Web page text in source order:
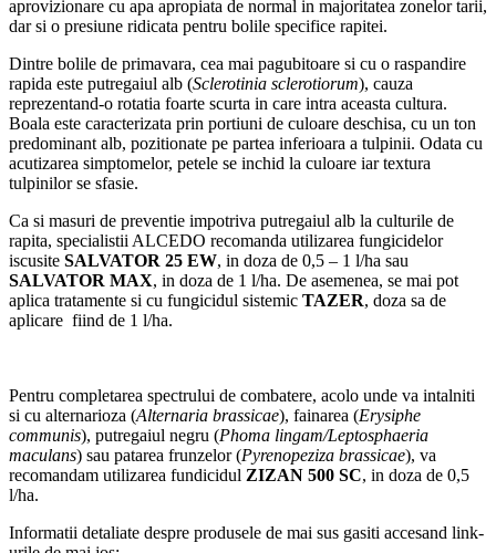
aprovizionare cu apa apropiata de normal in majoritatea zonelor tarii,
dar si o presiune ridicata pentru bolile specifice rapitei.
Dintre bolile de primavara, cea mai pagubitoare si cu o raspandire
rapida este putregaiul alb (Sclerotinia sclerotiorum), cauza
reprezentand-o rotatia foarte scurta in care intra aceasta cultura.
Boala este caracterizata prin portiuni de culoare deschisa, cu un ton
predominant alb, pozitionate pe partea inferioara a tulpinii. Odata cu
acutizarea simptomelor, petele se inchid la culoare iar textura
tulpinilor se sfasie.
Ca si masuri de preventie impotriva putregaiul alb la culturile de
rapita, specialistii ALCEDO recomanda utilizarea fungicidelor
iscusite SALVATOR 25 EW, in doza de 0,5 – 1 l/ha sau
SALVATOR MAX, in doza de 1 l/ha. De asemenea, se mai pot
aplica tratamente si cu fungicidul sistemic TAZER, doza sa de
aplicare fiind de 1 l/ha.
Pentru completarea spectrului de combatere, acolo unde va intalniti
si cu alternarioza (Alternaria brassicae), fainarea (Erysiphe
communis), putregaiul negru (Phoma lingam/Leptosphaeria
maculans) sau patarea frunzelor (Pyrenopeziza brassicae), va
recomandam utilizarea fundicidul ZIZAN 500 SC, in doza de 0,5
l/ha.
Informatii detaliate despre produsele de mai sus gasiti accesand link-